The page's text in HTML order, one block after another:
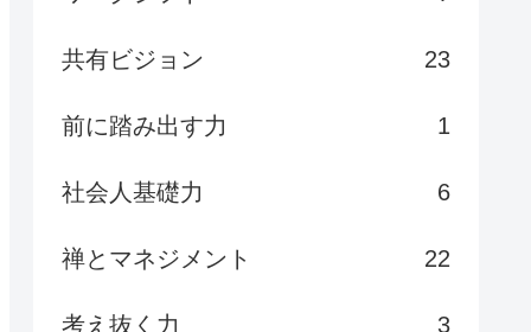
共有ビジョン 23
前に踏み出す力 1
社会人基礎力 6
禅とマネジメント 22
考え抜く力 3